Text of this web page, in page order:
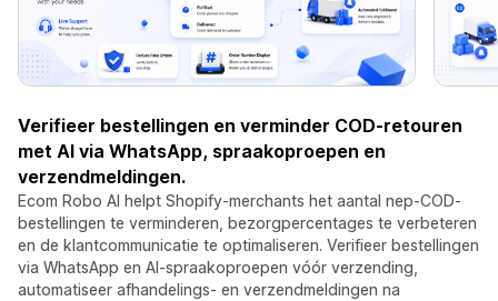
Verifieer bestellingen en verminder COD-retouren
met AI via WhatsApp, spraakoproepen en
verzendmeldingen.
Ecom Robo AI helpt Shopify-merchants het aantal nep-COD-
bestellingen te verminderen, bezorgpercentages te verbeteren
en de klantcommunicatie te optimaliseren. Verifieer bestellingen
via WhatsApp en AI-spraakoproepen vóór verzending,
automatiseer afhandelings- en verzendmeldingen na